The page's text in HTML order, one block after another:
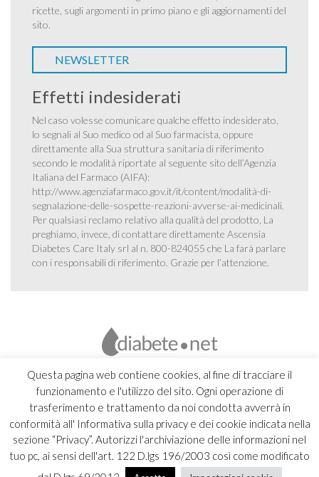
Questa pagina web contiene cookies, al fine di tracciare il
funzionamento e l'utilizzo del sito. Ogni operazione di
trasferimento e trattamento da noi condotta avverrà in
conformità all' Informativa sulla privacy e dei cookie indicata nella
sezione “Privacy”. Autorizzi l'archiviazione delle informazioni nel
tuo pc, ai sensi dell'art. 122 D.lgs 196/2003 così come modificato
ricette, sugli argomenti in primo piano e gli aggiornamenti del
sito.
NEWSLETTER
Effetti indesiderati
Nel caso volesse comunicare qualche effetto indesiderato,
lo segnali al Suo medico od al Suo farmacista, oppure
direttamente alla Sua struttura sanitaria di riferimento
secondo le modalità riportate al seguente sito dell’Agenzia
Italiana del Farmaco (AIFA):
http://www.agenziafarmaco.gov.it/it/content/modalità-di-
segnalazione-delle-sospette-reazioni-avverse-ai-medicinali.
Per qualsiasi reclamo relativo alla qualità del prodotto, La
preghiamo, invece, di contattare direttamente Ascensia
Diabetes Care Italy srl al n. 800-824055 che La farà parlare
con i responsabili di riferimento. Grazie per l’attenzione.